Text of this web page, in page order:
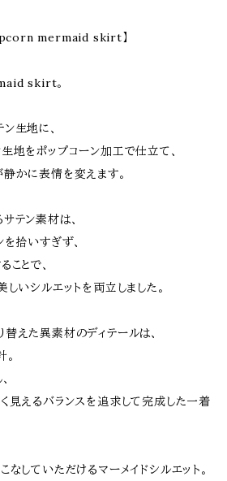
mermaid skirt】
skirt。
生地に、
地をポップコーン加工で仕立て、
かに表情を変えます。
テン素材は、
を拾いすぎず、
ことで、
しいシルエットを両立しました。
えた異素材のディテールは、
見えるバランスを追求して完成した一着
なしていただけるマーメイドシルエット。